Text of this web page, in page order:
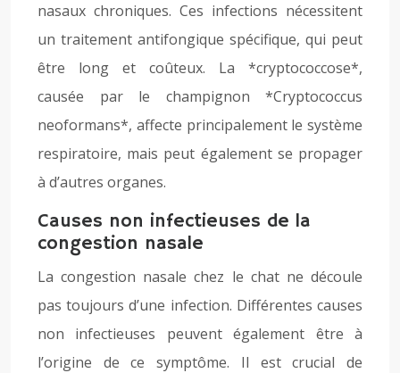
nasaux chroniques. Ces infections nécessitent
un traitement antifongique spécifique, qui peut
être long et coûteux. La *cryptococcose*,
causée par le champignon *Cryptococcus
neoformans*, affecte principalement le système
respiratoire, mais peut également se propager
à d’autres organes.
Causes non infectieuses de la
congestion nasale
La congestion nasale chez le chat ne découle
pas toujours d’une infection. Différentes causes
non infectieuses peuvent également être à
l’origine de ce symptôme. Il est crucial de